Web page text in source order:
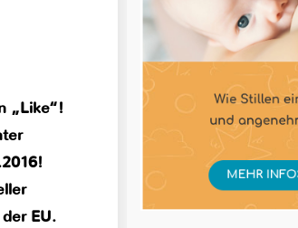
„Like“!
EU.